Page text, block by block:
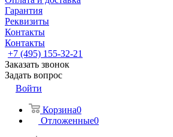
Гарантия
Реквизиты
Контакты
Контакты
+7 (495) 155-32-21
Заказать звонок
Задать вопрос
Войти
Корзина0
Отложенные0